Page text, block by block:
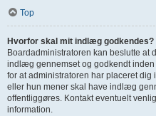
Top
Hvorfor skal mit indlæg godkendes?
Boardadministratoren kan beslutte at
indlæg gennemset og godkendt
for at administratoren har placeret
eller hun mener skal have indlæg
offentliggøres. Kontakt eventuelt
information.